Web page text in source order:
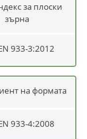
за плоски
зърна
933-3:2012
на формата
933-4:2008